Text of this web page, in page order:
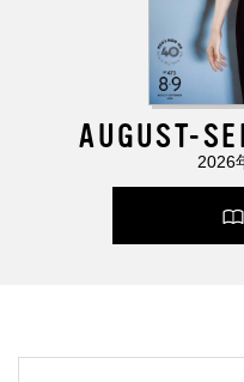
AUGUST-
2026